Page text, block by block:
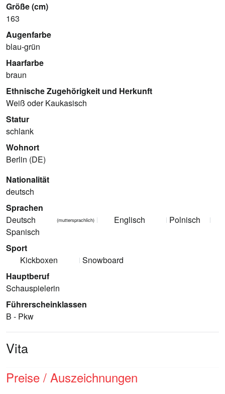
Größe (cm)
163
Augenfarbe
blau-grün
Haarfarbe
braun
Ethnische Zugehörigkeit und Herkunft
Weiß oder Kaukasisch
Statur
schlank
Wohnort
Berlin (DE)
Nationalität
deutsch
Sprachen
Deutsch
(muttersprachlich) Englisch
Polnisch
Spanisch
Sport
Kickboxen
Snowboard
Hauptberuf
Schauspielerin
Führerscheinklassen
B - Pkw
Vita
Preise / Auszeichnungen